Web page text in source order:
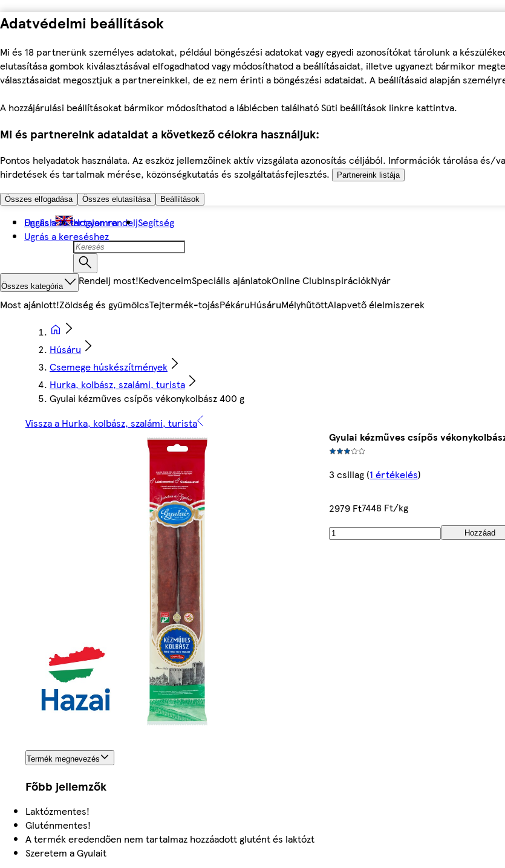
Adatvédelmi beállítások
Mi és 18 partnerünk személyes adatokat, például böngészési adatokat vagy egyedi azonosítókat tárolunk a
elutasítása gombok kiválasztásával elfogadhatod vagy módosíthatod a beállításaidat, illetve ugyanezt bármikor
választásaidat megosztjuk a partnereinkkel, de ez nem érinti a böngészési adataidat. A beállításaid alapján
A hozzájárulási beállításokat bármikor módosíthatod a láblécben található Süti beállítások linkre kattintva.
Mi és partnereink adataidat a következő célokra használjuk:
Pontos helyadatok használata. Az eszköz jellemzőinek aktív vizsgálata azonosítás céljából. Információk tárolása
hirdetések és tartalmak mérése, közönségkutatás és szolgáltatásfejlesztés.
Partnereink listája
Összes elfogadása Összes elutasítása Beállítások
Ugrás a fő tartalomra
Ugrás a kereséshez
English Hogyan rendeljSegítség
Összes kategória Rendelj most!KedvenceimSpeciális ajánlatokOnline ClubInspirációkNyár
Most ajánlott!Zöldség és gyümölcsTejtermék-tojásPékáruHúsáruMélyhűtöttAlapvető élelmiszerek
Húsáru
Csemege húskészítmények
Hurka, kolbász, szalámi, turista
Gyulai kézműves csípős vékonykolbász 400 g
Vissza a Hurka, kolbász, szalámi, turista
Gyulai kézműves csípős
3 csillag(1 értékelés)
2979 Ft7448 Ft/kg
Hozzáad
Termék megnevezés
Főbb jellemzők
Laktózmentes!
Gluténmentes!
A termék eredendően nem tartalmaz hozzáadott glutént és laktózt
Szeretem a Gyulait